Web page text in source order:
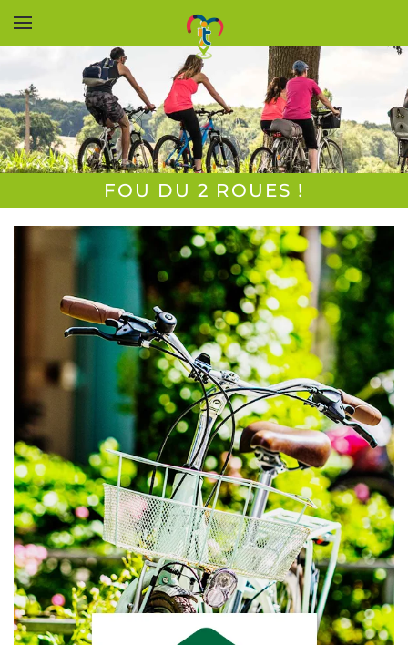
Accéder au contenu principal
FOU DU 2 ROUES !